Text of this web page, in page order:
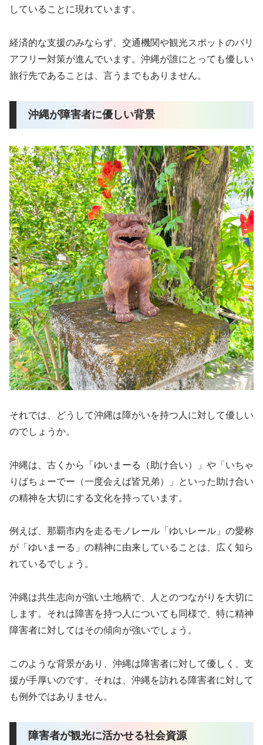
していることに現れています。
経済的な支援のみならず、交通機関や観光スポットのバリ
アフリー対策が進んでいます。沖縄が誰にとっても優しい
旅行先であることは、言うまでもありません。
沖縄が障害者に優しい背景
それでは、どうして沖縄は障がいを持つ人に対して優しい
のでしょうか。
沖縄は、古くから「ゆいまーる（助け合い）」や「いちゃ
りばちょーでー（一度会えば皆兄弟）」といった助け合い
の精神を大切にする文化を持っています。
例えば、那覇市内を走るモノレール「ゆいレール」の愛称
が「ゆいまーる」の精神に由来していることは、広く知ら
れているでしょう。
沖縄は共生志向が強い土地柄で、人とのつながりを大切に
します。それは障害を持つ人についても同様で、特に精神
障害者に対してはその傾向が強いでしょう。
このような背景があり、沖縄は障害者に対して優しく、支
援が手厚いのです。それは、沖縄を訪れる障害者に対して
も例外ではありません。
障害者が観光に活かせる社会資源